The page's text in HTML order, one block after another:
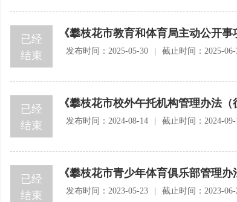
已经
结束
《攀枝花市教育和体育局主动公开
发布时间：2025-05-30
截止时间：2025-06-
已经
结束
《攀枝花市校外午托机构管理办法
发布时间：2024-08-14
截止时间：2024-09-
已经
结束
《攀枝花市青少年体育俱乐部管理
发布时间：2023-05-23 截止时间：2023-06-